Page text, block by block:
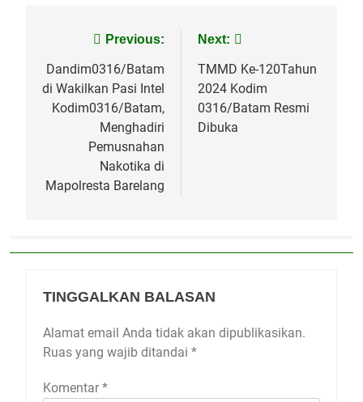
Navigasi
pos
Previous:
Dandim0316/Batam
di Wakilkan Pasi Intel
Kodim0316/Batam,
Menghadiri
Pemusnahan
Nakotika di
Mapolresta Barelang
Next:
TMMD Ke-120Tahun
2024 Kodim
0316/Batam Resmi
Dibuka
TINGGALKAN BALASAN
Alamat email Anda tidak akan dipublikasikan.
Ruas yang wajib ditandai *
Komentar *